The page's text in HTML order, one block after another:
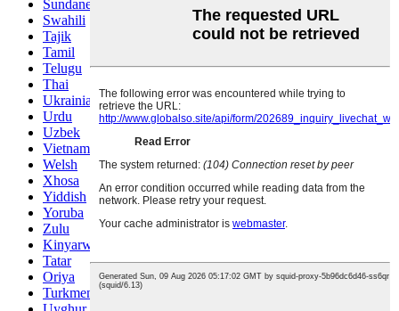
Sundanese
Swahili
Tajik
Tamil
Telugu
Thai
Ukrainian
Urdu
Uzbek
Vietnamese
Welsh
Xhosa
Yiddish
Yoruba
Zulu
Kinyarwanda
Tatar
Oriya
Turkmen